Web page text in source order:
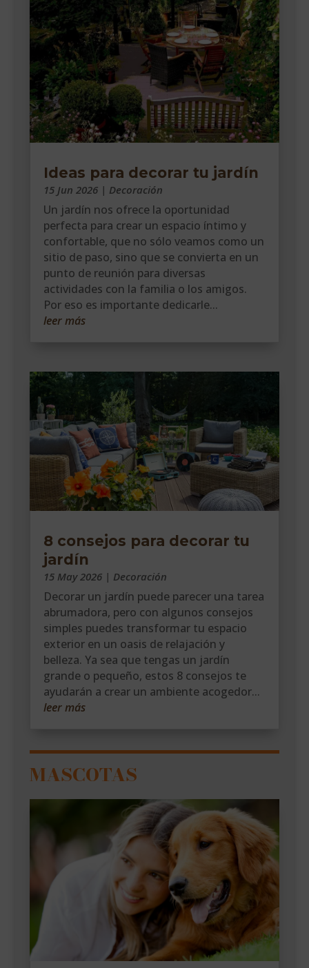
Ideas para decorar tu jardín
15 Jun 2026| Decoración
Un jardín nos ofrece la oportunidad
perfecta para crear un espacio íntimo y
confortable, que no sólo veamos como un
sitio de paso, sino que se convierta en un
punto de reunión para diversas
actividades con la familia o los amigos.
Por eso es importante dedicarle...
leer más
8 consejos para decorar tu
jardín
15 May 2026| Decoración
Decorar un jardín puede parecer una tarea
abrumadora, pero con algunos consejos
simples puedes transformar tu espacio
exterior en un oasis de relajación y
belleza. Ya sea que tengas un jardín
grande o pequeño, estos 8 consejos te
ayudarán a crear un ambiente acogedor...
leer más
MASCOTAS